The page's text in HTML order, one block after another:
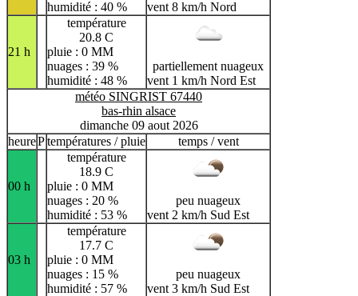
humidité : 40 %
vent 8 km/h Nord
21 h
température
20.8 C
pluie : 0 MM
nuages : 39 %
humidité : 48 %
partiellement nuageux
vent 1 km/h Nord Est
météo SINGRIST 67440
bas-rhin alsace
dimanche 09 aout 2026
heurePtempératures / pluie temps / vent
00 h
température
18.9 C
pluie : 0 MM
nuages : 20 %
humidité : 53 %
peu nuageux
vent 2 km/h Sud Est
03 h
température
17.7 C
pluie : 0 MM
nuages : 15 %
humidité : 57 %
peu nuageux
vent 3 km/h Sud Est